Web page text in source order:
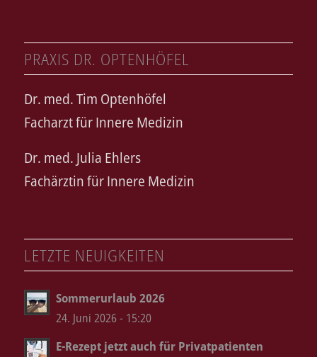
PRAXIS DR. OPTENHÖFEL
Dr. med. Tim Optenhöfel
Facharzt für Innere Medizin
Dr. med. Julia Ehlers
Fachärztin für Innere Medizin
LETZTE NEUIGKEITEN
Sommerurlaub 2026
24. Juni 2026 - 15:20
E-Rezept jetzt auch für Privatpatienten